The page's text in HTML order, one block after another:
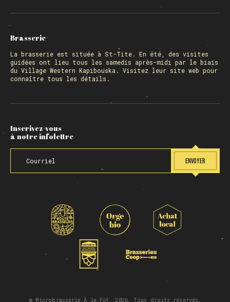
Brasserie
La brasserie est située à St-Tite. En été, des visites
guidées ont lieu tous les samedis après-midi par le biais
du Village Western Kapibouska. Visitez leur site web pour
connaître tous les détails.
Inscrivez-vous
à notre infolettre
ENVOYER
© Microbrasserie À la Fût, 2026. Tous droits réservés.